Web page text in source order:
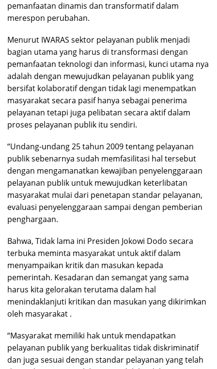
pemanfaatan dinamis dan transformatif dalam
merespon perubahan.
Menurut IWARAS sektor pelayanan publik menjadi
bagian utama yang harus di transformasi dengan
pemanfaatan teknologi dan informasi, kunci utama nya
adalah dengan mewujudkan pelayanan publik yang
bersifat kolaboratif dengan tidak lagi menempatkan
masyarakat secara pasif hanya sebagai penerima
pelayanan tetapi juga pelibatan secara aktif dalam
proses pelayanan publik itu sendiri.
“Undang-undang 25 tahun 2009 tentang pelayanan
publik sebenarnya sudah memfasilitasi hal tersebut
dengan mengamanatkan kewajiban penyelenggaraan
pelayanan publik untuk mewujudkan keterlibatan
masyarakat mulai dari penetapan standar pelayanan,
evaluasi penyelenggaraan sampai dengan pemberian
penghargaan.
Bahwa, Tidak lama ini Presiden Jokowi Dodo secara
terbuka meminta masyarakat untuk aktif dalam
menyampaikan kritik dan masukan kepada
pemerintah. Kesadaran dan semangat yang sama
harus kita gelorakan terutama dalam hal
menindaklanjuti kritikan dan masukan yang dikirimkan
oleh masyarakat .
“Masyarakat memiliki hak untuk mendapatkan
pelayanan publik yang berkualitas tidak diskriminatif
dan juga sesuai dengan standar pelayanan yang telah